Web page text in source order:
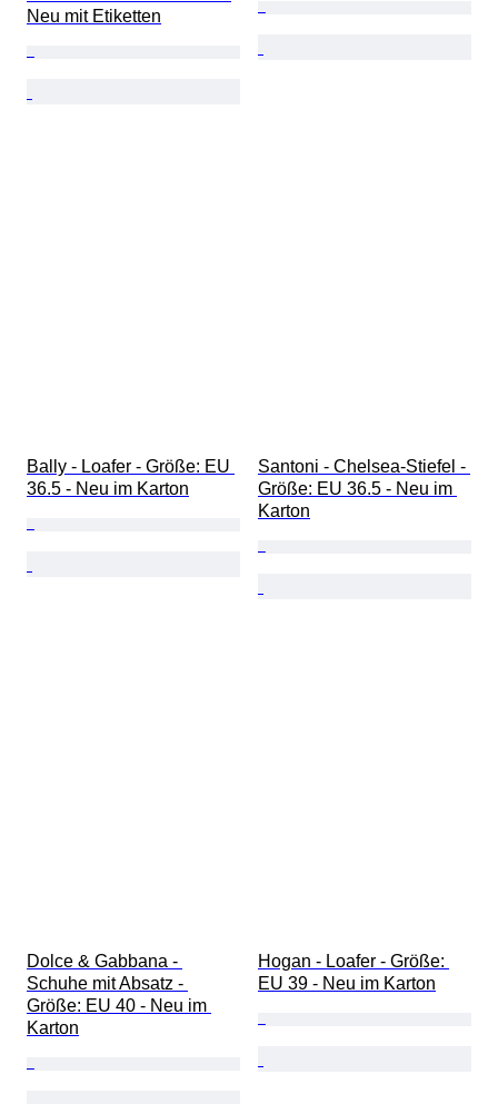
Neu mit Etiketten
Bally - Loafer - Größe: EU
36.5 - Neu im Karton
Santoni - Chelsea-Stiefel -
Größe: EU 36.5 - Neu im
Karton
Dolce & Gabbana -
Schuhe mit Absatz -
Größe: EU 40 - Neu im
Karton
Hogan - Loafer - Größe:
EU 39 - Neu im Karton